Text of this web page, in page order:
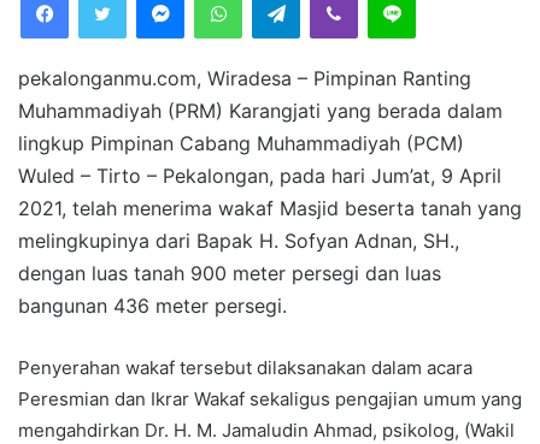
m
a
i
pekalonganmu.com, Wiradesa – Pimpinan Ranting
Muhammadiyah (PRM) Karangjati yang berada dalam
lingkup Pimpinan Cabang Muhammadiyah (PCM)
Wuled – Tirto – Pekalongan, pada hari Jum’at, 9 April
2021, telah menerima wakaf Masjid beserta tanah yang
melingkupinya dari Bapak H. Sofyan Adnan, SH.,
dengan luas tanah 900 meter persegi dan luas
bangunan 436 meter persegi.
Penyerahan wakaf tersebut dilaksanakan dalam acara
Peresmian dan Ikrar Wakaf sekaligus pengajian umum yang
mengahdirkan Dr. H. M. Jamaludin Ahmad, psikolog, (Wakil